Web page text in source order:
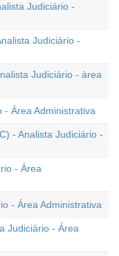
Judiciário -
Judiciário -
Judiciário - àrea
- Área Administrativa
- Analista Judiciário -
- Área
- Área Administrativa
Judiciário - Área